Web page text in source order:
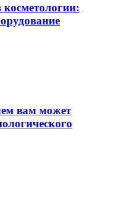
вам может